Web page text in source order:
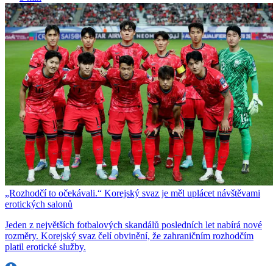
„Rozhodčí to očekávali.“ Korejský svaz je měl uplácet návštěvami
erotických salonů
Jeden z největších fotbalových skandálů posledních let nabírá nové
rozměry. Korejský svaz čelí obvinění, že zahraničním rozhodčím
platil erotické služby.